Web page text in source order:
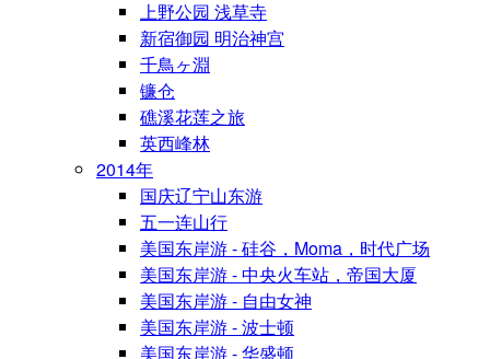
上野公园 浅草寺
新宿御园 明治神宫
千鳥ヶ淵
镰仓
礁溪花莲之旅
英西峰林
2014年
国庆辽宁山东游
五一连山行
美国东岸游 - 硅谷，Moma，时代广场
美国东岸游 - 中央火车站，帝国大厦
美国东岸游 - 自由女神
美国东岸游 - 波士顿
美国东岸游 - 华盛顿